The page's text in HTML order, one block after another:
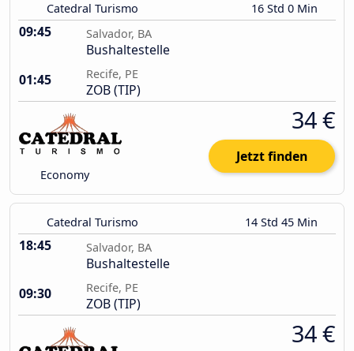
Catedral Turismo 16 Std 0 Min
09:45 Salvador, BA
Bushaltestelle
01:45
Recife, PE
ZOB (TIP)
Economy
34 €
Jetzt finden
Catedral Turismo 14 Std 45 Min
18:45 Salvador, BA
Bushaltestelle
09:30
Recife, PE
ZOB (TIP)
34 €